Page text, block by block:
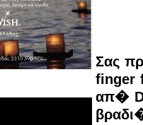
Σας
finger
απ�